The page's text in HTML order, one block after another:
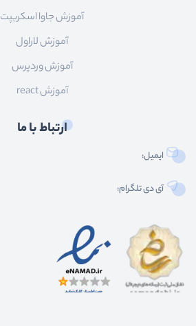
آموزش جاوا اسکریپت
آموزش لاراول
آموزش وردپرس
آموزش react
ارتباط با ما
ایمیل:
آی دی تلگرام: